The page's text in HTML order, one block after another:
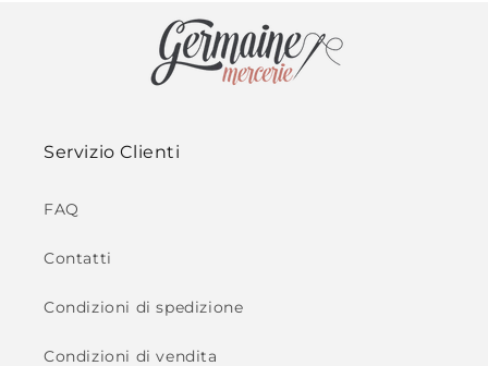
Servizio Clienti
FAQ
Contatti
Condizioni di spedizione
Condizioni di vendita